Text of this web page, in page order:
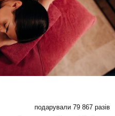
подарували 79 867 разів